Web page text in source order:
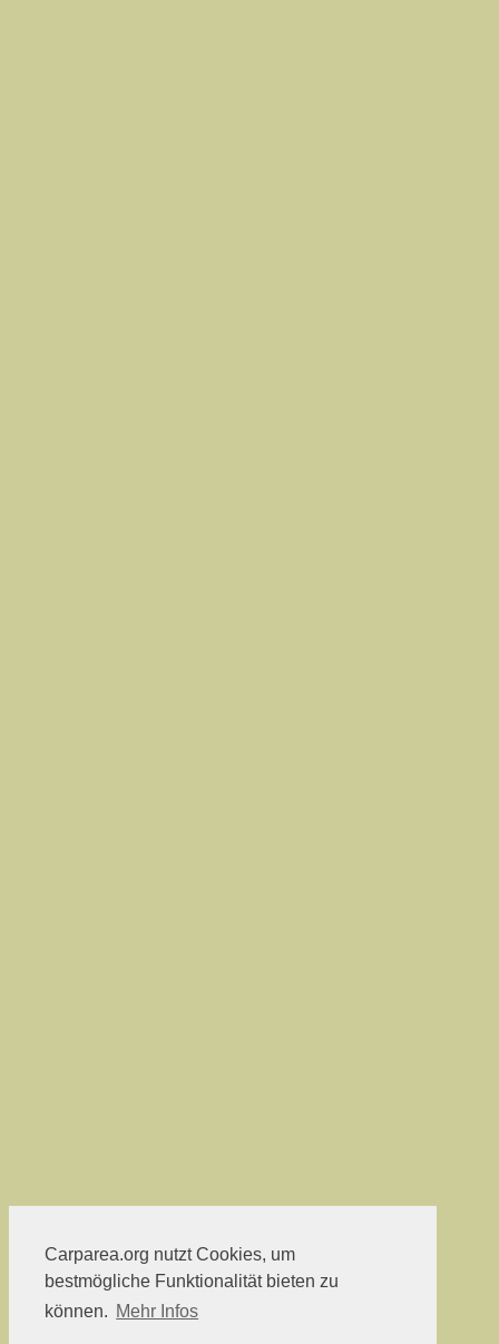
Carparea.org nutzt Cookies, um
bestmögliche Funktionalität bieten zu
können. Mehr Infos